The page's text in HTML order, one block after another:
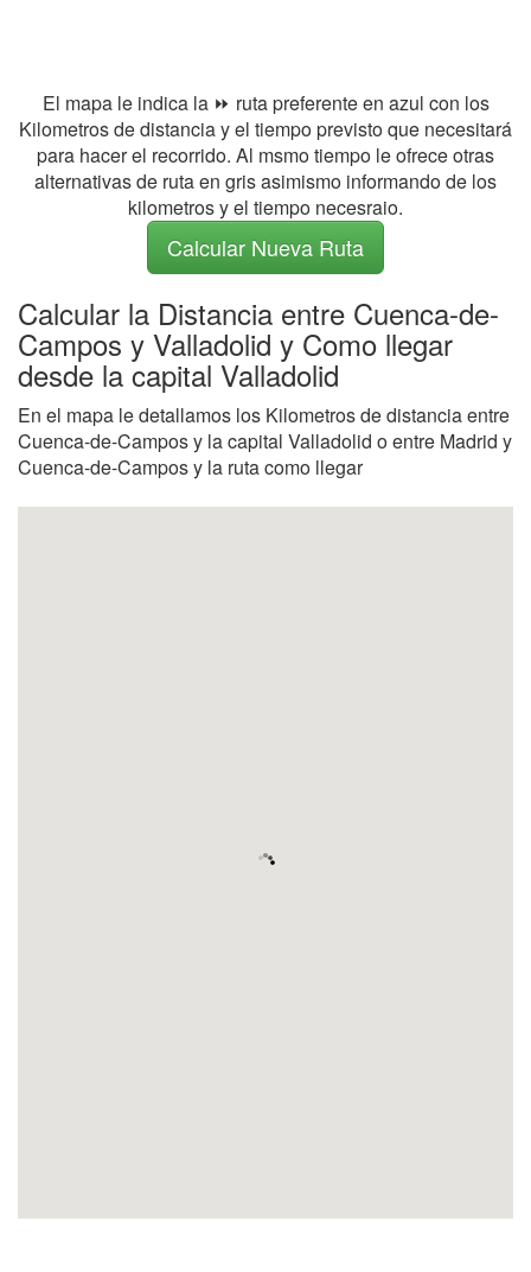
El mapa le indica la ⏩ ruta preferente en azul con los
Kilometros de distancia y el tiempo previsto que necesitará
para hacer el recorrido. Al msmo tiempo le ofrece otras
alternativas de ruta en gris asimismo informando de los
kilometros y el tiempo necesraio.
Calcular Nueva Ruta
Calcular la Distancia entre Cuenca-de-
Campos y Valladolid y Como llegar
desde la capital Valladolid
En el mapa le detallamos los Kilometros de distancia entre
Cuenca-de-Campos y la capital Valladolid o entre Madrid y
Cuenca-de-Campos y la ruta como llegar